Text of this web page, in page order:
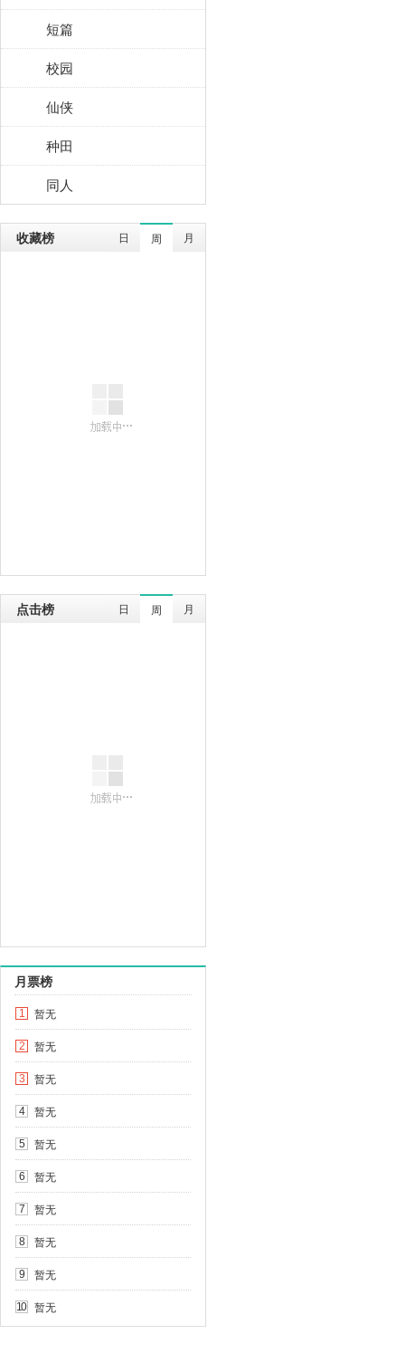
短篇
校园
仙侠
种田
同人
收藏榜 日 周 月
点击榜 日 周 月
月票榜
1 暂无
2 暂无
3 暂无
4 暂无
5 暂无
6 暂无
7 暂无
8 暂无
9 暂无
10 暂无